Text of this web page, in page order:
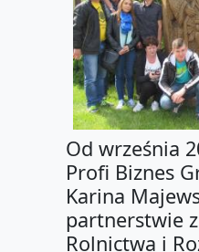
Od września
Profi Biznes
Karina
partnerstwie
Rolnictwa i